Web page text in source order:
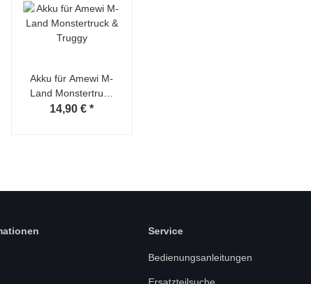
Akku für Amewi M-
Land Monstertruck
& Truggy
14,90 €*
Service
Bedienungsanleitungen